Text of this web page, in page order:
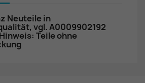
Neuteile in
vgl. A0009902192
Teile ohne